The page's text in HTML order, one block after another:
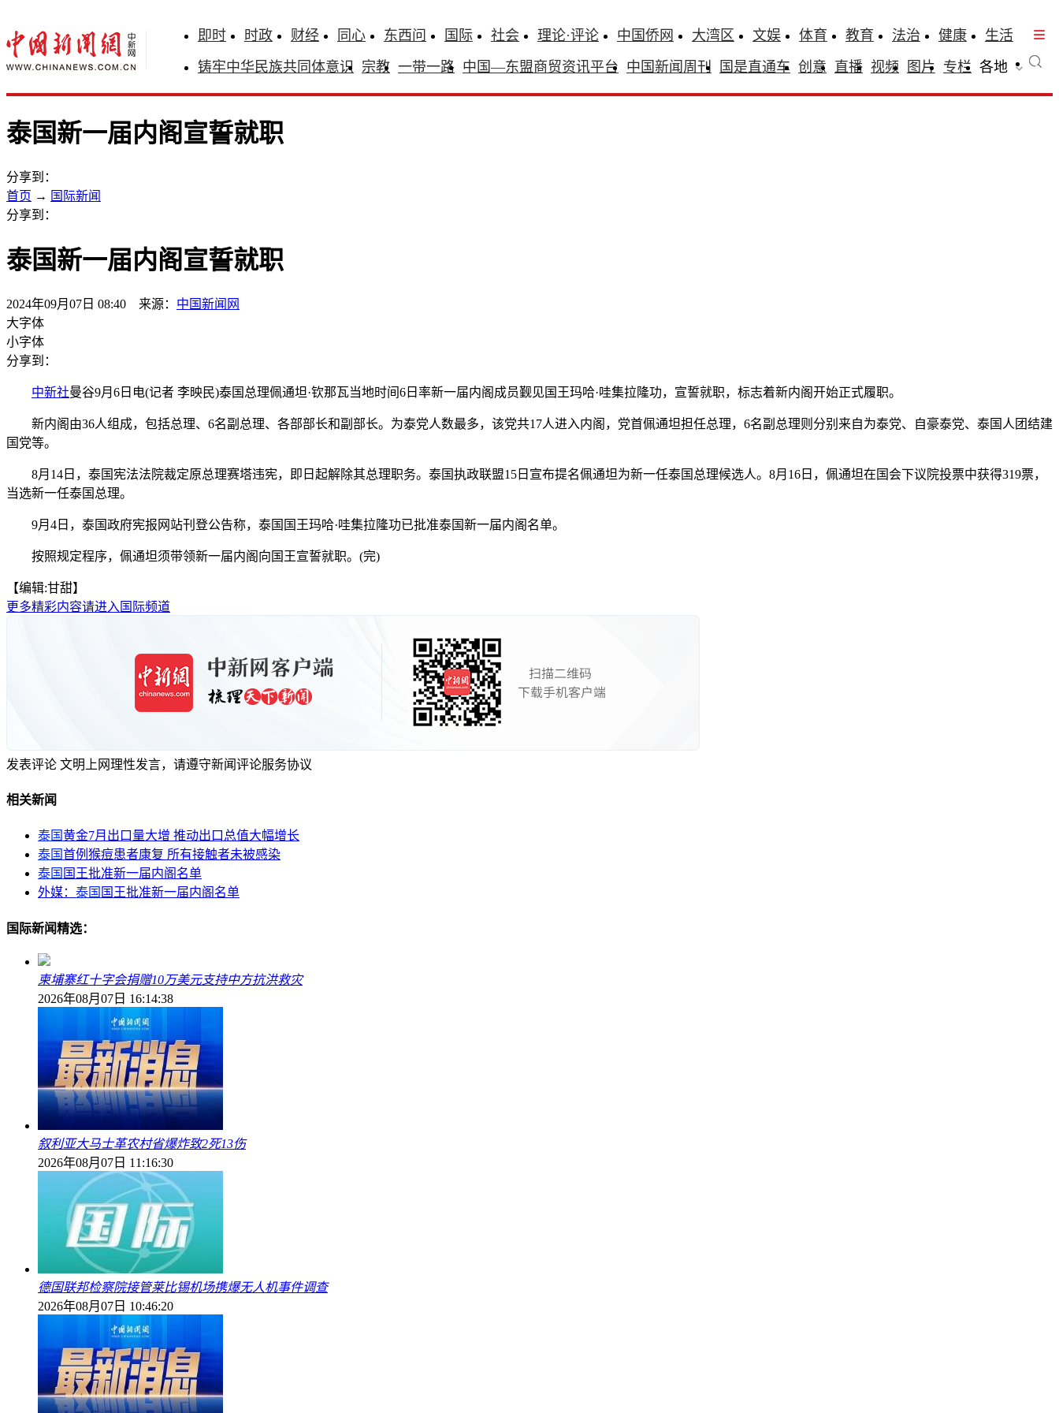
即时 时政 财经 同心 东西问 国际 社会 理论·评论 中国侨网 大湾区 文娱 体育 教育 法治 健康
生活
铸牢中华民族共同体意识 宗教 一带一路 中国—东盟商贸资讯平台 中国新闻周刊 国是直通车 创意 直播 视频 图片 专栏 各地
泰国新一届内阁宣誓就职
分享到：
首页 → 国际新闻
分享到：
泰国新一届内阁宣誓就职
2024年09月07日 08:40 来源： 中国新闻网
大字体
小字体
分享到：
中新社曼谷9月6日电(记者 李映民)泰国总理佩通坦·钦那瓦当地时间6日率新一届内阁成员觐见国王玛哈·哇集拉隆功，宣誓就职，标志着新内阁开始正式履职。
新内阁由36人组成，包括总理、6名副总理、各部部长和副部长。为泰党人数最多，该党共17人进入内阁，党首佩通坦担任总理，6名副总理则分别来自为泰党、自豪泰党、泰国人团结建
国党等。
8月14日，泰国宪法法院裁定原总理赛塔违宪，即日起解除其总理职务。泰国执政联盟15日宣布提名佩通坦为新一任泰国总理候选人。8月16日，佩通坦在国会下议院投票中获得319票，
当选新一任泰国总理。
9月4日，泰国政府宪报网站刊登公告称，泰国国王玛哈·哇集拉隆功已批准泰国新一届内阁名单。
按照规定程序，佩通坦须带领新一届内阁向国王宣誓就职。(完)
【编辑:甘甜】
更多精彩内容请进入国际频道
发表评论 文明上网理性发言，请遵守新闻评论服务协议
相关新闻
泰国黄金7月出口量大增 推动出口总值大幅增长
泰国首例猴痘患者康复 所有接触者未被感染
泰国 国王批准新一届内阁名单
外媒： 泰国 国王批准新一届内阁名单
国际新闻精选：
柬埔寨红十字会捐赠10万美元支持中方抗洪救灾
2026年08月07日 16:14:38
叙利亚大马士革农村省爆炸致2死13伤
2026年08月07日 11:16:30
德国联邦检察院接管莱比锡机场携爆无人机事件调查
2026年08月07日 10:46:20